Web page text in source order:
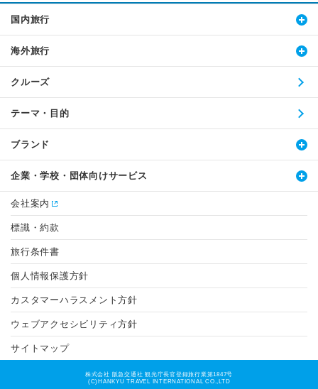
国内旅行
海外旅行
クルーズ
テーマ・目的
ブランド
企業・学校・団体向けサービス
会社案内
標識・約款
旅行条件書
個人情報保護方針
カスタマーハラスメント方針
ウェブアクセシビリティ方針
サイトマップ
株式会社 阪急交通社 観光庁長官登録旅行業第1847号
(C)HANKYU TRAVEL INTERNATIONAL CO.,LTD